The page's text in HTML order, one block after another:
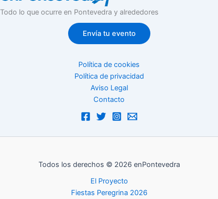
Todo lo que ocurre en Pontevedra y alrededores
Envía tu evento
Política de cookies
Política de privacidad
Aviso Legal
Contacto
Todos los derechos © 2026 enPontevedra
El Proyecto
Fiestas Peregrina 2026